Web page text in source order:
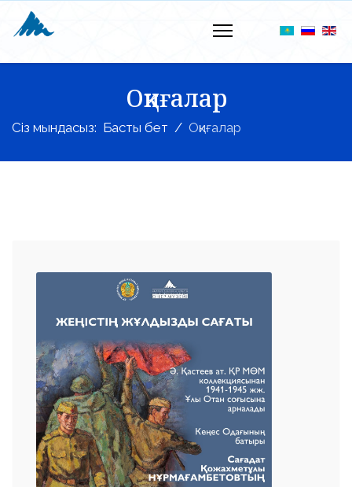
Оқиғалар
Сіз мындасыз: Басты бет Оқиғалар